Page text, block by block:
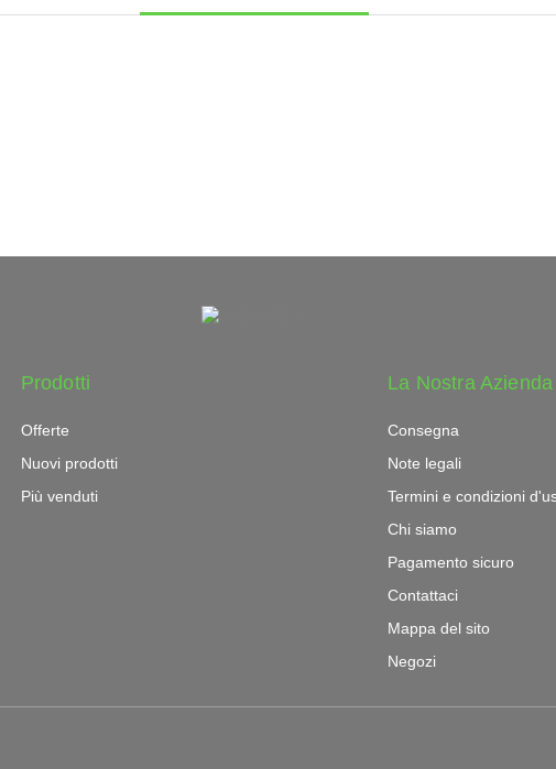
Prodotti
Offerte
Nuovi prodotti
Più venduti
La Nostra Azienda
Consegna
Note legali
Termini e condizioni
Chi siamo
Pagamento sicuro
Contattaci
Mappa del sito
Negozi